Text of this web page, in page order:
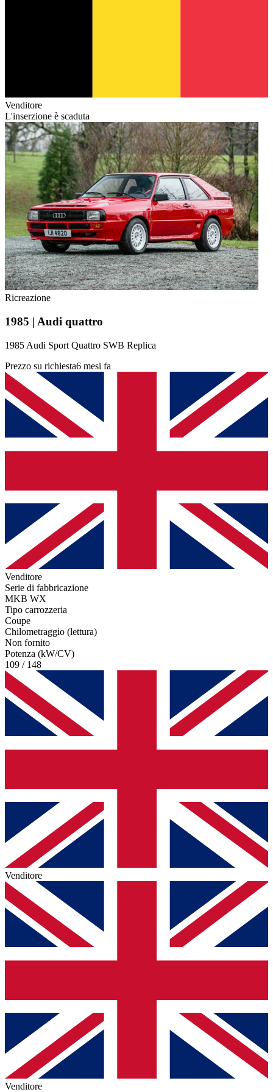
Venditore
L'inserzione è scaduta
Ricreazione
1985 | Audi quattro
1985 Audi Sport Quattro SWB Replica
Prezzo su richiesta6 mesi fa
Venditore
Serie di fabbricazione
MKB WX
Tipo carrozzeria
Coupe
Chilometraggio (lettura)
Non fornito
Potenza (kW/CV)
109 / 148
Venditore
Venditore